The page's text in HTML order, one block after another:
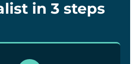
in 3 steps